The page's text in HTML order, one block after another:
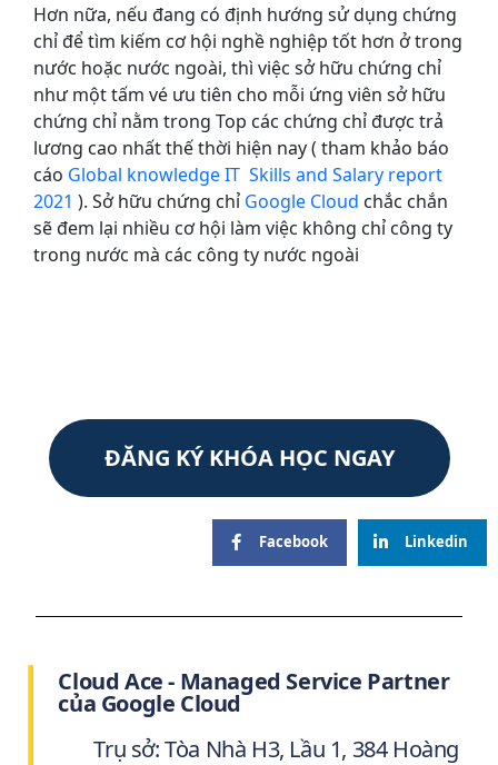
Hơn nữa, nếu đang có định hướng sử dụng chứng
chỉ để tìm kiếm cơ hội nghề nghiệp tốt hơn ở trong
nước hoặc nước ngoài, thì việc sở hữu chứng chỉ
như một tấm vé ưu tiên cho mỗi ứng viên sở hữu
chứng chỉ nằm trong Top các chứng chỉ được trả
lương cao nhất thế thời hiện nay ( tham khảo báo
cáo Global knowledge IT Skills and Salary report
2021 ). Sở hữu chứng chỉ Google Cloud chắc chắn
sẽ đem lại nhiều cơ hội làm việc không chỉ công ty
trong nước mà các công ty nước ngoài
ĐĂNG KÝ KHÓA HỌC NGAY
Facebook Linkedin
Cloud Ace - Managed Service Partner
của Google Cloud
Trụ sở: Tòa Nhà H3, Lầu 1, 384 Hoàng